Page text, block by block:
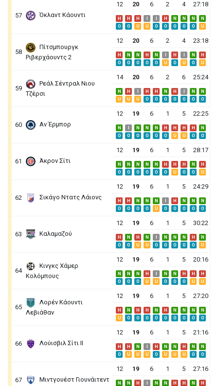
57 Όκλαντ Κάουντι
12 20 6 2 4 27:18
H H H H N N N
N
O
O U U O O O O O U
58
Πίτσμπουργκ
Ριβερχάουντς 2
12 20 6 2 4 23:18
H N N H N H N
H
O
O O O O U O U O U
59
Ρεάλ Σέντραλ Νιου
Τζέρσι
14 20 6 2 6 25:24
N H H H N H N
N
U
U U O O O O O O O
60 Αν Έρμπορ
12 19 6 1 5 22:25
N N N N H H H H
N
O
O O O O O U U O O
61 Άκρον Σίτι
12 19 6 1 5 28:17
N N N N N H H H N
H
O
O O O O O U O O U
62 Σικάγο Ντατς Λάιονς
12 19 6 1 5 24:29
H H N N N H N N
N
O
O O O U O O O O O
63 Καλαμαζού
12 19 6 1 5 30:22
H N H N N N N H
N
O
O U U O O O O O U
64
Κινγκς Χάμερ
Κολόμπους
12 19 6 1 5 20:16
N N N H N N H H
H
O
O O U U O O O U U
65
Λορέν Κάουντι
Λεβιάθαν
12 19 6 1 5 27:20
H N H H N H N N N
N
U
O O O O O O O O O
66 Λούισβιλ Σίτι ΙΙ
12 19 6 1 5 21:16
H H N H N N H N
N
O
U U U O U U U O O
67 Μιντγουέστ Γιουνάιτεντ
12 19 6 1 5 27:16
N N H N N H H N
H